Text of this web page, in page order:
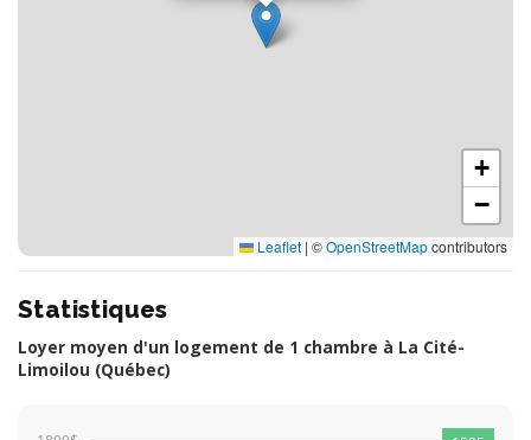
+
−
Leaflet | ©OpenStreetMapcontributors
Statistiques
Loyer moyen d'un logement de 1 chambre à La Cité-
Limoilou (Québec)